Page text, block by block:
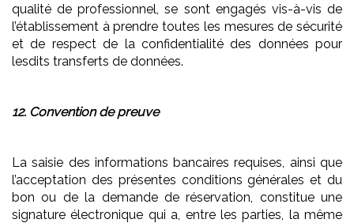
qualité de professionnel, se sont engagés vis-à-vis de
l’établissement à prendre toutes les mesures de sécurité
et de respect de la confidentialité des données pour
lesdits transferts de données.
12. Convention de preuve
La saisie des informations bancaires requises, ainsi que
l’acceptation des présentes conditions générales et du
bon ou de la demande de réservation, constitue une
signature électronique qui a, entre les parties, la même